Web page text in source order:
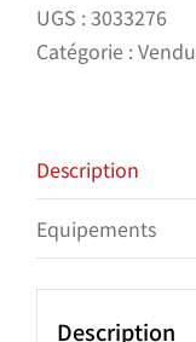
UGS :3033276
Catégorie :
Description
Equipements
Description